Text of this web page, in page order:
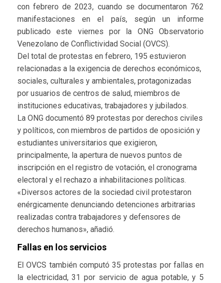
con febrero de 2023, cuando se documentaron 762
manifestaciones en el país, según un informe
publicado este viernes por la ONG Observatorio
Venezolano de Conflictividad Social (OVCS).
Del total de protestas en febrero, 195 estuvieron
relacionadas a la exigencia de derechos económicos,
sociales, culturales y ambientales, protagonizadas
por usuarios de centros de salud, miembros de
instituciones educativas, trabajadores y jubilados.
La ONG documentó 89 protestas por derechos civiles
y políticos, con miembros de partidos de oposición y
estudiantes universitarios que exigieron,
principalmente, la apertura de nuevos puntos de
inscripción en el registro de votación, el cronograma
electoral y el rechazo a inhabilitaciones políticas.
«Diversos actores de la sociedad civil protestaron
enérgicamente denunciando detenciones arbitrarias
realizadas contra trabajadores y defensores de
derechos humanos», añadió.
Fallas en los servicios
El OVCS también computó 35 protestas por fallas en
la electricidad, 31 por servicio de agua potable, y 5